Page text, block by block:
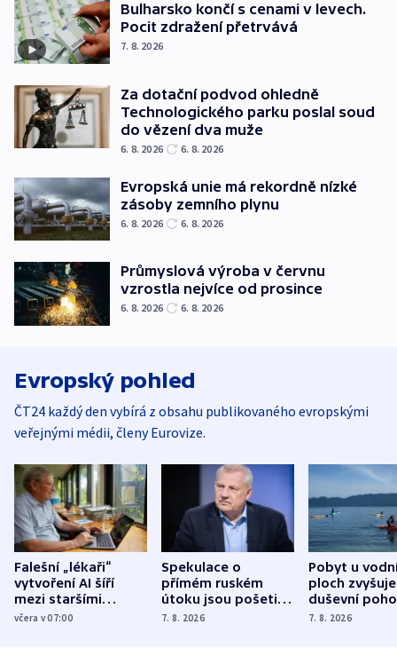
Bulharsko končí s cenami v levech.
Pocit zdražení přetrvává
7. 8. 2026
Za dotační podvod ohledně
Technologického parku poslal soud
do vězení dva muže
6. 8. 2026 6. 8. 2026
Evropská unie má rekordně nízké
zásoby zemního plynu
6. 8. 2026 6. 8. 2026
Průmyslová výroba v červnu
vzrostla nejvíce od prosince
6. 8. 2026 6. 8. 2026
Evropský pohled
ČT24 každý den vybírá z obsahu publikovaného evropskými
veřejnými médii, členy Eurovize.
Falešní „lékaři“
vytvoření AI šíří
mezi staršími
Poláky nebezpečné
včera v 07:00
Spekulace o
přímém ruském
útoku jsou pošetilé,
míní estonský
7. 8. 2026
Pobyt u
ploch zvyšuje
duševní
ukázala
7. 8. 2026